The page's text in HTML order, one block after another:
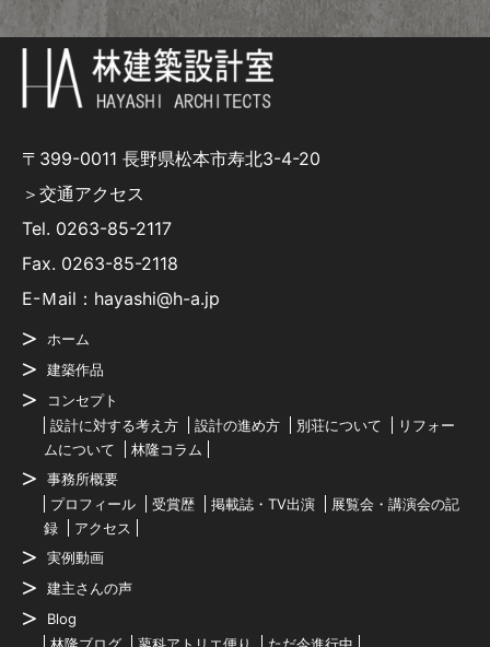
〒399-0011 長野県松本市寿北3-4-20
＞交通アクセス
Tel. 0263-85-2117
Fax. 0263-85-2118
E-Ｍail：hayashi@h-a.jp
ホーム
建築作品
コンセプト
設計に対する考え方
設計の進め方 別荘について
リフォー
ムについて
林隆コラム
事務所概要
プロフィール
受賞歴 掲載誌・TV出演
展覧会・講演会の記
録
アクセス
実例動画
建主さんの声
Blog